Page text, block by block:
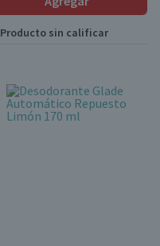
Producto sin calificar